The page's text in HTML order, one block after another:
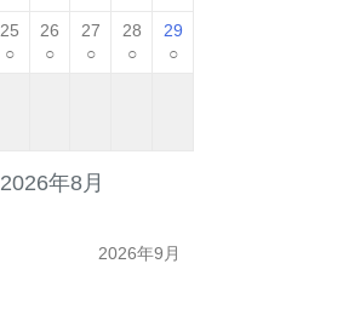
2026年8月
25
○
26
○
27
○
28
○
29
○
2026年9月